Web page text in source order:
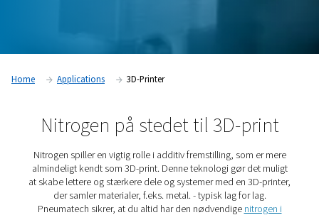
Home Applications 3D-Printer